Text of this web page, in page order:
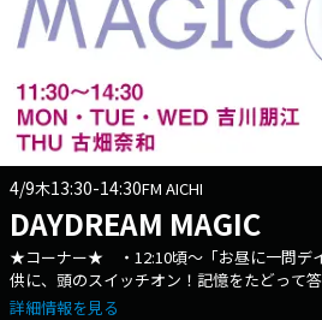
4/9木13:30-14:30FM AICHI
DAYDREAM MAGIC
★コーナー★ ・12:10頃～「お昼に一問デ
供に、頭のスイッチオン！記憶をたどって
リル』！“あれ、これ習ったはずなのに…”と
詳細情報を見る